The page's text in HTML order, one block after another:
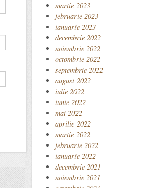
martie 2023
februarie 2023
ianuarie 2023
decembrie 2022
noiembrie 2022
octombrie 2022
septembrie 2022
august 2022
iulie 2022
iunie 2022
mai 2022
aprilie 2022
martie 2022
februarie 2022
ianuarie 2022
decembrie 2021
noiembrie 2021